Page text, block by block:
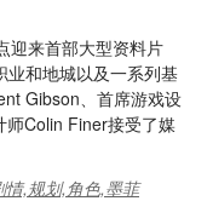
迎来首部大型资料片
业和地城以及一系列基
Gibson、首席游戏设
师Colin Finer接受了媒
情,规划,角色,墨菲